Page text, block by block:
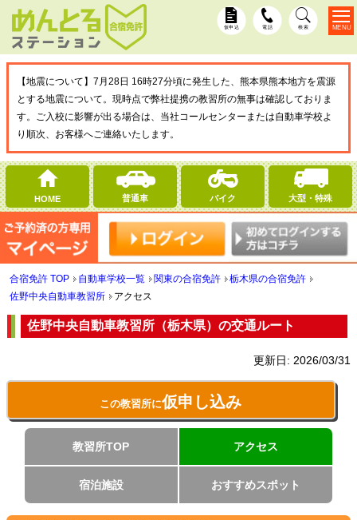
仮申込 電話 検索
【地震について】7月28日 16時27分頃に発生した、熊本県熊本地方を震源
とする地震について。現時点で弊社提携の教習所の無事は確認しておりま
す。ご入校に影響が出る場合は、当社コールセンターまたは自動車学校よ
り順次、お客様へご連絡いたします。
HOME 普通車 バイク 大型・特殊
MENU
合宿免許 TOP 自動車学校一覧 関東の合宿免許
栃木県の合宿免許
佐野中央自動車教習所
アクセス
佐野中央自動車教習所（栃木県）の交通ルート
更新日: 2026/03/31
この教習所に仮申し込み
教習所TOP アクセス
宿泊施設 おすすめスポット